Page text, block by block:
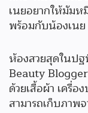
เนยอยากให้มัม
พร้อมกับน้องเนย
ห้องสวยสุดในปฐ
Beauty
ด้วยเสื้อผ้า เครื่
สามารถเก็บภา